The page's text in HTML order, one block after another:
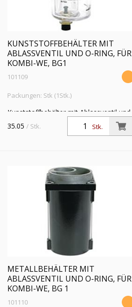
KUNSTSTOFFBEHÄLTER MIT
ABLASSVENTIL UND O-RING, FÜR
KOMBI-WE, BG1
101109
Packungen: Stk (1Stk.)
Kunststoffbehälter mit Ablassventil und
O-Ring, für Kombi-Wartungseinheit, BG
1, G 1/4, G 3/8 und G 1/2
Stk.
35.05 / Stk.
METALLBEHÄLTER MIT
ABLASSVENTIL UND O-RING, FÜR
KOMBI-WE, BG 1
101110